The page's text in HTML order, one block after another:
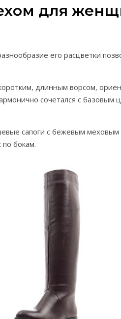
для
его расцветки
длинным ворсом,
сочетался с
сапоги с бежевым
бокам.